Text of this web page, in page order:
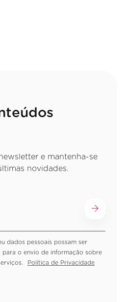
e mantenha-se
novidades.
dados pessoais possam ser
para o envio de informação sobre
Política de Privacidade